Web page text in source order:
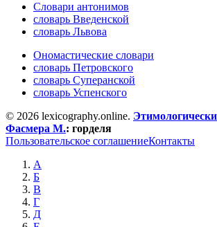
Словари антонимов
словарь Введенской
словарь Львова
Ономастические словари
словарь Петровского
словарь Суперанской
словарь Успенского
© 2026 lexicography.online.
Фасмера М.: горделя
Пользовательское соглашениеКонтакты
А
Б
В
Г
Д